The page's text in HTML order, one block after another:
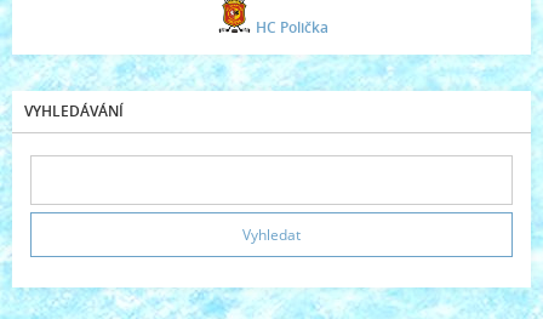
HC Polička
VYHLEDÁVÁNÍ